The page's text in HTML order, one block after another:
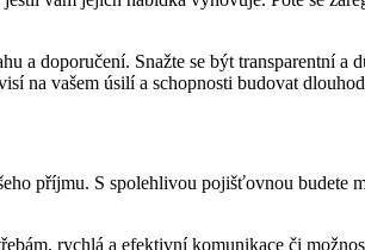
doporučení. Snažte se být transparentní a
na vašem úsilí a schopnosti budovat
příjmu. S spolehlivou pojišťovnou budete
rychlá a efektivní komunikace či